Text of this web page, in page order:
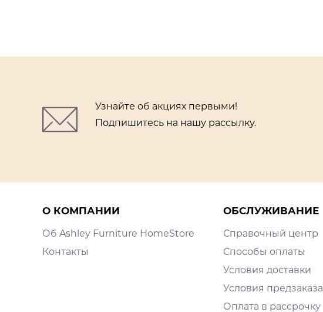
Узнайте об акциях первыми!
Подпишитесь на нашу рассылку.
О КОМПАНИИ
Об Ashley Furniture HomeStore
Контакты
ОБСЛУЖИВАНИЕ
Справочный центр
Способы оплаты
Условия доставки
Условия предзаказа
Оплата в рассрочку